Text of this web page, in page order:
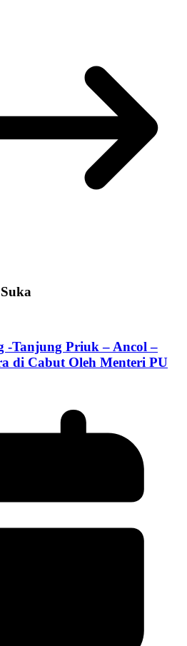
-Tanjung Priuk – Ancol –
di Cabut Oleh Menteri PU